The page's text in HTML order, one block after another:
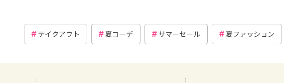
テイクアウト 夏コーデ サマーセール 夏ファッション